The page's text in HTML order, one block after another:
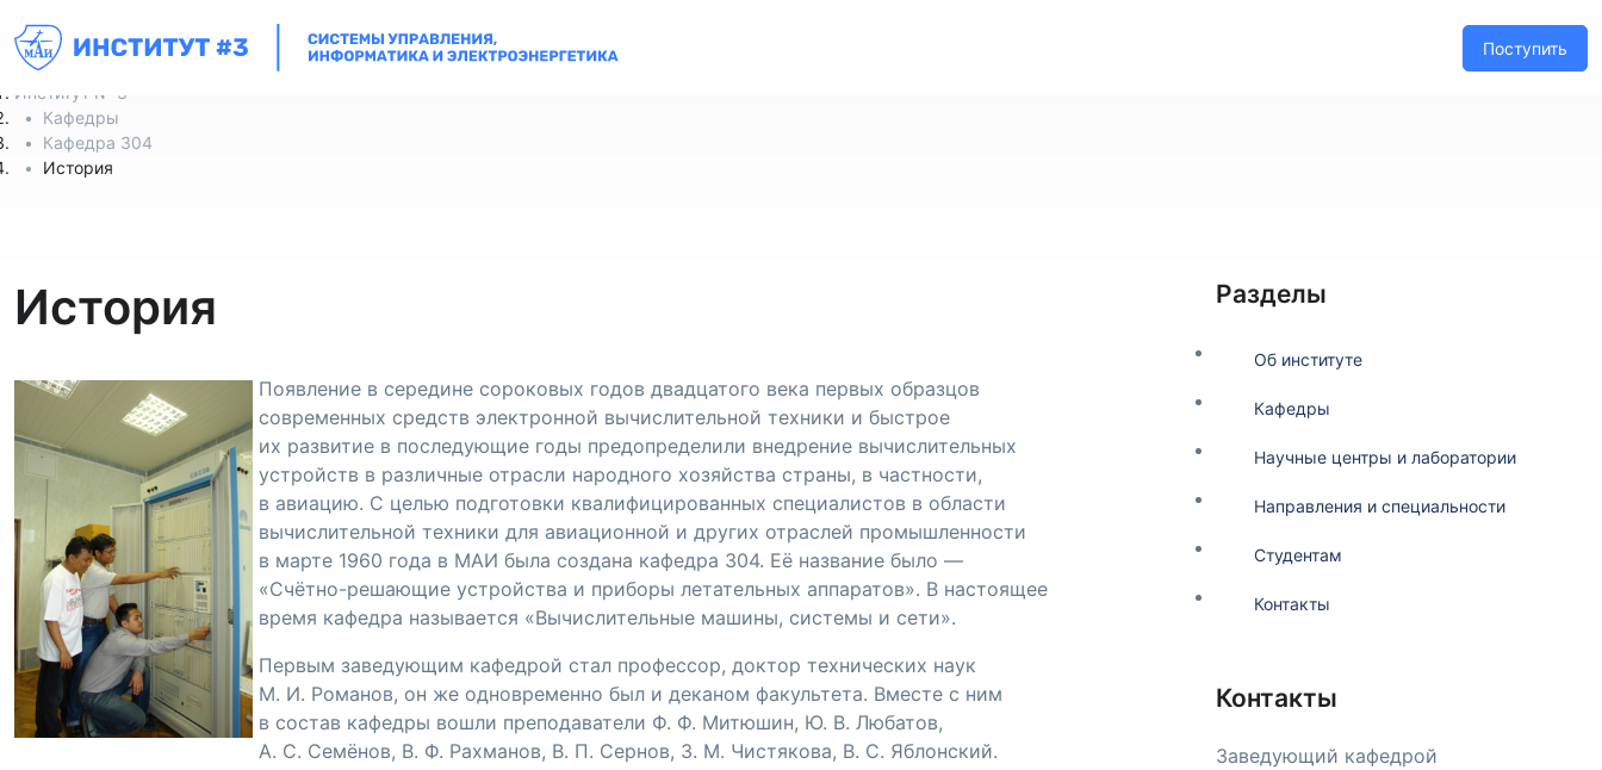
Поступить
Институт № 3
Кафедры
Кафедра 304
История
История
Появление в середине сороковых годов двадцатого века первых образцов
современных средств электронной вычислительной техники и быстрое
их развитие в последующие годы предопределили внедрение вычислительных
устройств в различные отрасли народного хозяйства страны, в частности,
в авиацию. С целью подготовки квалифицированных специалистов в области
вычислительной техники для авиационной и других отраслей промышленности
в марте 1960 года в МАИ была создана кафедра 304. Её название было —
«Счётно-решающие устройства и приборы летательных аппаратов». В настоящее
время кафедра называется «Вычислительные машины, системы и сети».
Первым заведующим кафедрой стал профессор, доктор технических наук
М. И. Романов, он же одновременно был и деканом факультета. Вместе с ним
в состав кафедры вошли преподаватели Ф. Ф. Митюшин, Ю. В. Любатов,
А. С. Семёнов, В. Ф. Рахманов, В. П. Сернов, З. М. Чистякова, В. С. Яблонский.
Разделы
Об институте
Кафедры
Научные центры и лаборатории
Направления и специальности
Студентам
Контакты
Контакты
Заведующий кафедрой